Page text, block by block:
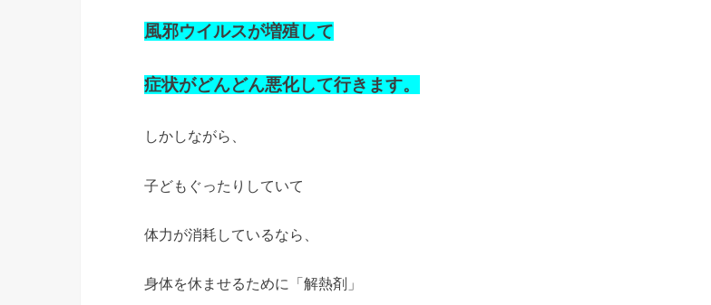
風邪ウイルスが増殖して
症状がどんどん悪化して行きます。
しかしながら、
子どもぐったりしていて
体力が消耗しているなら、
身体を休ませるために「解熱剤」